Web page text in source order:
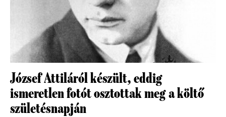
József Attiláról készült, eddig
ismeretlen fotót osztottak meg a költő
születésnapján